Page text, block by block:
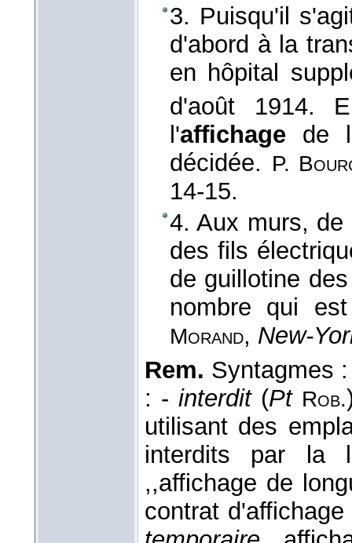
3. Puisqu'il
d'abord à la
en hôpital
d'août 1914.
l'affichage de
décidée. P.
14-15.
4. Aux murs,
des fils
de guillotine
nombre qui
Morand, New-
Rem. Syntagmes
: -interdit (Pt Rob.
utilisant des
interdits par la
,,affichage de
contrat